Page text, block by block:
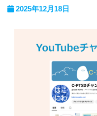
2025年12月18日